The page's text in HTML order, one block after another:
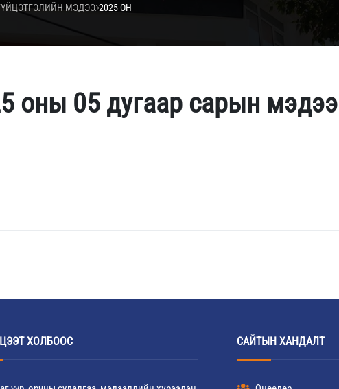
МЭДЭЭ 2025 ОН
оны 05 дугаар сарын мэдээ
ХОЛБООС САЙТЫН ХАНДАЛТ